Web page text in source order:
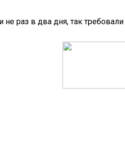
раз в два дня, так